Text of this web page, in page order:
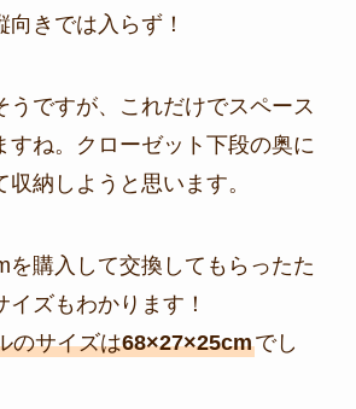
きでは入らず！
うですが、これだけでスペース
すね。クローゼット下段の奥に
納しようと思います。
購入して交換してもらったた
ズもわかります！
のサイズは68×27×25cmでし